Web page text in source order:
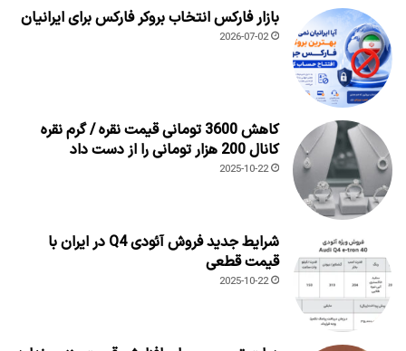
بازار فارکس انتخاب بروکر فارکس برای ایرانیان
2026-07-02
کاهش 3600 تومانی قیمت نقره / گرم نقره
کانال 200 هزار تومانی را از دست داد
2025-10-22
شرایط جدید فروش آئودی Q4 در ایران با
قیمت قطعی
2025-10-22